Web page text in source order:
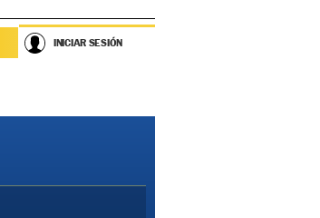
INICIAR SESIÓN